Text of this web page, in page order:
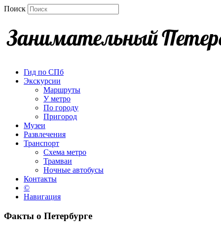
Поиск
Гид по СПб
Экскурсии
Маршруты
У метро
По городу
Пригород
Музеи
Развлечения
Транспорт
Схема метро
Трамваи
Ночные автобусы
Контакты
©
Навигация
Факты о Петербурге